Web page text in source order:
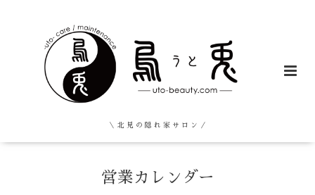
＼ 北 見 の 隠 れ 家 サ ロ ン ／
営業カレンダー